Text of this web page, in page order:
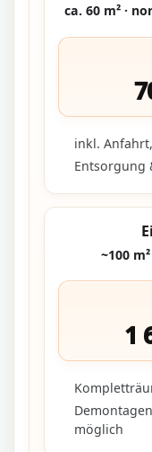
ca. 60 m² ·
inkl.
Entsorgung
~100
1
möglich